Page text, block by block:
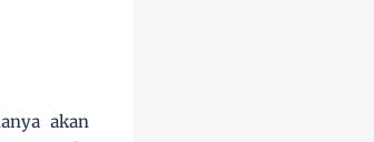
akan